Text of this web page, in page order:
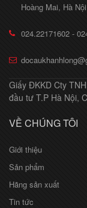
Hoàng Mai, Hà Nội
024.22171602 -
Giấy ĐKKD Cty
đầu tư T.P Hà Nội,
VỀ CHÚNG TÔI
Giới thiệu
Sản phẩm
Hãng sản xuất
Tin tức